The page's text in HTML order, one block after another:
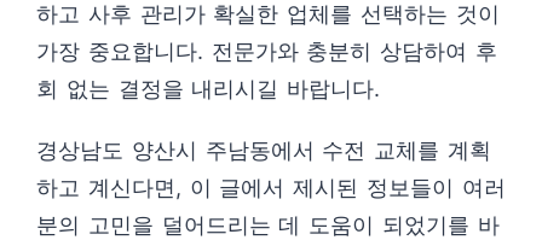
하고 사후 관리가 확실한 업체를 선택하는 것이
가장 중요합니다. 전문가와 충분히 상담하여 후
회 없는 결정을 내리시길 바랍니다.
경상남도 양산시 주남동에서 수전 교체를 계획
하고 계신다면, 이 글에서 제시된 정보들이 여러
분의 고민을 덜어드리는 데 도움이 되었기를 바